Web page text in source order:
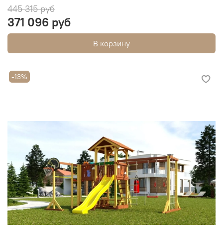
445 315 руб
371 096 руб
В корзину
-13%